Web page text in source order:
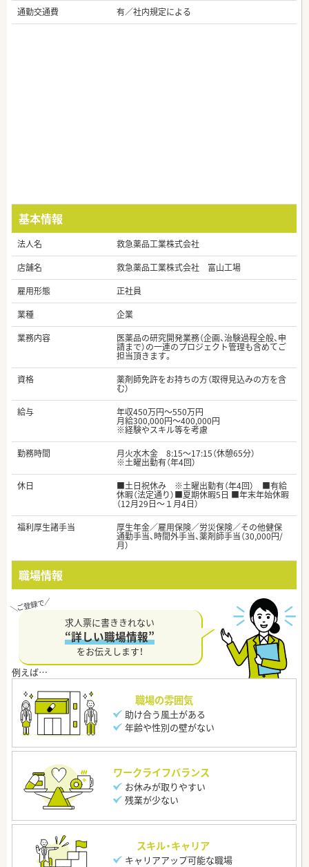
通勤交通費
有／社内規定による
基本情報
法人名
救急薬品工業株式会社
店舗名
救急薬品工業株式会社 富山工場
雇用形態
正社員
業種
企業
業務内容
医薬品の研究開発業務（企画、治験過程全般、申
請まで）の一連のプロジェクト管理も含めてご
担当頂きます。
資格
薬剤師免許をお持ちの方（取得見込みの方を含
む）
給与
年収450万円～550万円
月給300,000円～400,000円
※経験やスキル等を考慮
勤務時間
月火水木金 8:15～17:15（休憩65分）
※土曜出勤有（年4回）
休日
■土日祝休み ※土曜出勤有（年4回） ■有給
休暇（法定通り）■夏期休暇5日 ■年末年始休暇
（12月29日～１月4日）
福利厚生諸手当
厚生年金／雇用保険／労災保険／その他健保
通勤手当、時間外手当、薬剤師手当（30,000円/
月）
職場情報
求人票に書ききれない
“詳しい職場情報”
をお伝えします！
職場の雰囲気
助け合う風土がある
年齢や性別の壁がない
ワークライフバランス
お休みが取りやすい
残業が少ない
スキル・キャリア
キャリアアップ可能な職場